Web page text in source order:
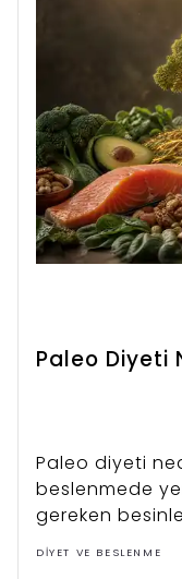
Paleo Diyeti
Paleo diyeti
beslenmede
gereken
rehberde.
DIYET VE BESLENME